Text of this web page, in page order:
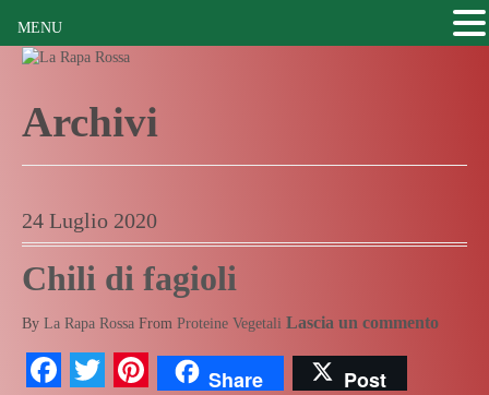
Archivi
24 Luglio 2020
Chili di fagioli
By La Rapa Rossa From Proteine Vegetali Lascia un commento
Facebook
TwitterPinterest
Share Post
MENU